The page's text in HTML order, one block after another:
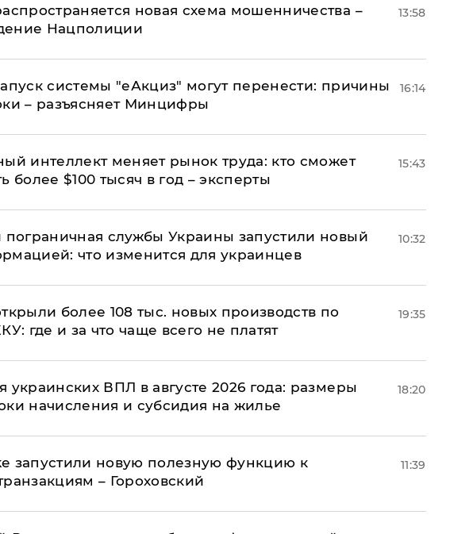
новая схема мошенничества –
Нацполиции
13:58
системы "еАкциз" могут перенести: причины
– разъясняет Минцифры
16:14
интеллект меняет рынок труда: кто сможет
более $100 тысяч в год – эксперты
15:43
пограничная службы Украины запустили новый
что изменится для украинцев
10:32
более 108 тыс. новых производств по
где и за что чаще всего не платят
19:35
украинских ВПЛ в августе 2026 года: размеры
начисления и субсидия на жилье
18:20
запустили новую полезную функцию к
– Гороховский
11:39